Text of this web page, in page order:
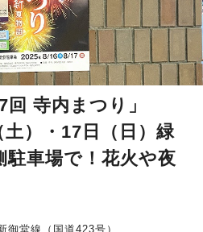
回 寺内まつり」
）・17日（日）緑
駐車場で！花火や夜
御堂線（国道423号）